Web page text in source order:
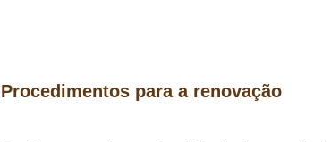
Procedimentos para a renovação